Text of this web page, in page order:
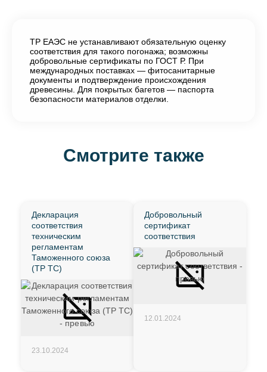
ТР ЕАЭС не устанавливают обязательную оценку
соответствия для такого погонажа; возможны
добровольные сертификаты по ГОСТ Р. При
международных поставках — фитосанитарные
документы и подтверждение происхождения
древесины. Для покрытых багетов — паспорта
безопасности материалов отделки.
Смотрите также
Декларация
соответствия
техническим
регламентам
Таможенного союза
(ТР ТС)
23.10.2024
Добровольный
сертификат
соответствия
12.01.2024